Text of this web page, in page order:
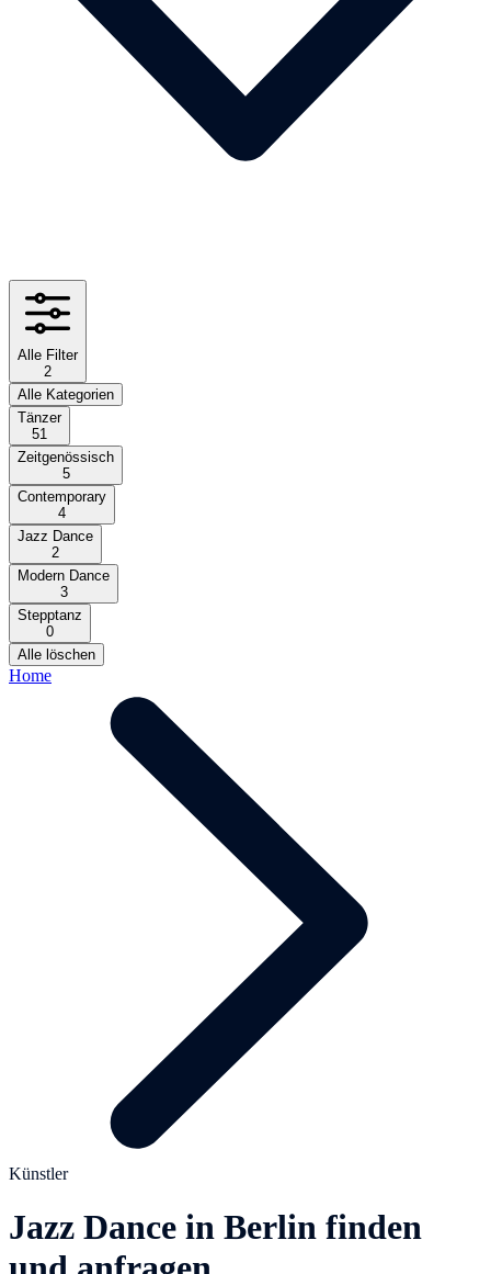
Alle Filter
2
Alle Kategorien
Tänzer
51
Zeitgenössisch
5
Contemporary
4
Jazz Dance
2
Modern Dance
3
Stepptanz
0
Alle löschen
Home
Künstler
Jazz Dance in Berlin finden